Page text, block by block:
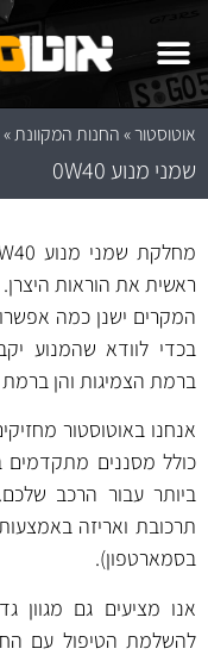
אוטוסטור»החנות המקוונת»
שמני מנוע 0W40
ראשית את הוראות
המקרים ישנן כמה
בכדי לוודא שהמנוע
ברמת הצמיגות והן
אנחנו באוטוסטור
כולל מסננים
ביותר עבור הרכב
תרכובת ואריזה
בסמארטפון).
אנו מציעים גם מגוון
להשלמת הטיפול עם